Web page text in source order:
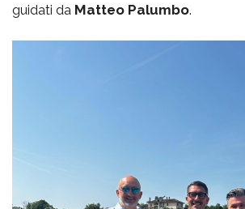
guidati da Matteo Palumbo.